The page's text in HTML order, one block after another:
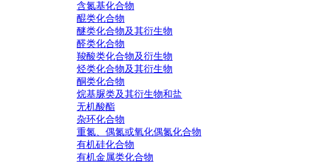
含氮基化合物
醌类化合物
醚类化合物及其衍生物
醛类化合物
羧酸类化合物及衍生物
烃类化合物及其衍生物
酮类化合物
烷基脲类及其衍生物和盐
无机酸酯
杂环化合物
重氮、偶氮或氧化偶氮化合物
有机硅化合物
有机金属类化合物